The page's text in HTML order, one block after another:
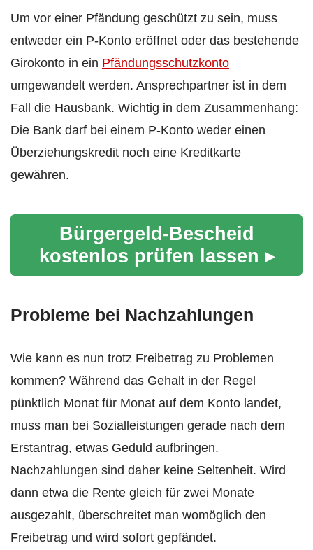
Um vor einer Pfändung geschützt zu sein, muss
entweder ein P-Konto eröffnet oder das bestehende
Girokonto in ein Pfändungsschutzkonto
umgewandelt werden. Ansprechpartner ist in dem
Fall die Hausbank. Wichtig in dem Zusammenhang:
Die Bank darf bei einem P-Konto weder einen
Überziehungskredit noch eine Kreditkarte
gewähren.
Bürgergeld-Bescheid
kostenlos prüfen lassen ▸
Probleme bei Nachzahlungen
Wie kann es nun trotz Freibetrag zu Problemen
kommen? Während das Gehalt in der Regel
pünktlich Monat für Monat auf dem Konto landet,
muss man bei Sozialleistungen gerade nach dem
Erstantrag, etwas Geduld aufbringen.
Nachzahlungen sind daher keine Seltenheit. Wird
dann etwa die Rente gleich für zwei Monate
ausgezahlt, überschreitet man womöglich den
Freibetrag und wird sofort gepfändet.